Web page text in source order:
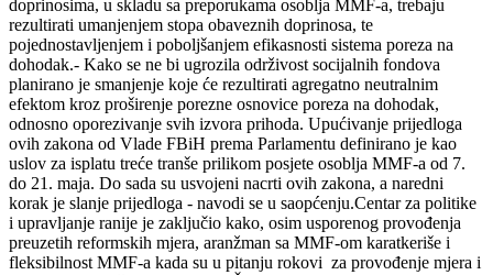
doprinosima, u skladu sa preporukama osoblja MMF-a, trebaju
rezultirati umanjenjem stopa obaveznih doprinosa, te
pojednostavljenjem i poboljšanjem efikasnosti sistema poreza na
dohodak.- Kako se ne bi ugrozila održivost socijalnih fondova
planirano je smanjenje koje će rezultirati agregatno neutralnim
efektom kroz proširenje porezne osnovice poreza na dohodak,
odnosno oporezivanje svih izvora prihoda. Upućivanje prijedloga
ovih zakona od Vlade FBiH prema Parlamentu definirano je kao
uslov za isplatu treće tranše prilikom posjete osoblja MMF-a od 7.
do 21. maja. Do sada su usvojeni nacrti ovih zakona, a naredni
korak je slanje prijedloga - navodi se u saopćenju.Centar za politike
i upravljanje ranije je zaključio kako, osim usporenog provođenja
preuzetih reformskih mjera, aranžman sa MMF-om karatkeriše i
fleksibilnost MMF-a kada su u pitanju rokovi za provođenje mjera i